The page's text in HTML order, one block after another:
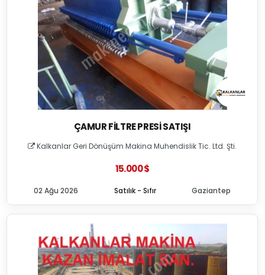
ÇAMUR FILTRE PRESI SATIŞI
Kalkanlar Geri Dönüşüm Makina Muhendislik Tic. Ltd. Şti.
15.000 $
Satılık - Sıfır
02 Ağu 2026 Gaziantep